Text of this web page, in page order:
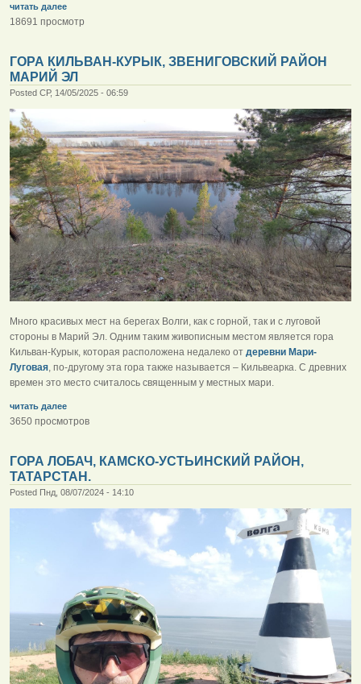
читать далее
18691 просмотр
ГОРА КИЛЬВАН-КУРЫК, ЗВЕНИГОВСКИЙ РАЙОН
МАРИЙ ЭЛ
Posted СР, 14/05/2025 - 06:59
Много красивых мест на берегах Волги, как с горной, так и с луговой
стороны в Марий Эл. Одним таким живописным местом является гора
Кильван-Курык, которая расположена недалеко от деревни Мари-
Луговая , по-другому эта гора также называется – Кильвеарка. С древних
времен это место считалось священным у местных мари.
читать далее
3650 просмотров
ГОРА ЛОБАЧ, КАМСКО-УСТЬИНСКИЙ РАЙОН,
ТАТАРСТАН.
Posted Пнд, 08/07/2024 - 14:10